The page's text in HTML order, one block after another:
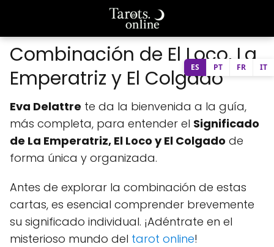
Combinación de El Loco, La
Emperatriz y El Colgado
Eva Delattre te da la bienvenida a la guía,
más completa, para entender el Significado
de La Emperatriz, El Loco y El Colgado de
forma única y organizada.
Antes de explorar la combinación de estas
cartas, es esencial comprender brevemente
su significado individual. ¡Adéntrate en el
misterioso mundo del tarot online!
ES PT FR IT